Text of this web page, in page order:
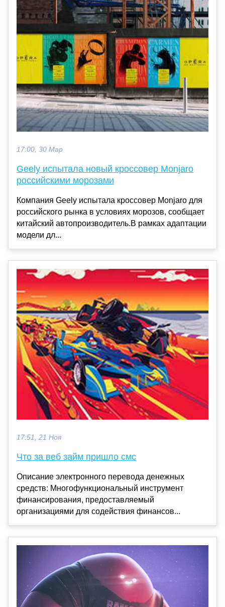
17:00, 30 Мар
Geely испытала новый кроссовер Monjaro
российскими морозами
Компания Geely испытала кроссовер Monjaro для
российского рынка в условиях морозов, сообщает
китайский автопроизводитель.В рамках адаптации
модели дл...
17:51, 21 Ноя
Что за веб займ пришло смс
Описание электронного перевода денежных
средств: Многофункциональный инструмент
финансирования, предоставляемый
организациями для содействия финансов...